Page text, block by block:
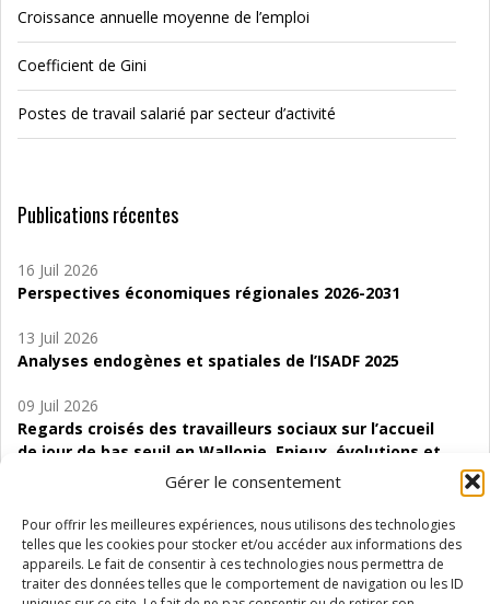
Gérer le consentement
Pour offrir les meilleures expériences, nous utilisons des technologies
telles que les cookies pour stocker et/ou accéder aux informations des
appareils. Le fait de consentir à ces technologies nous permettra de
traiter des données telles que le comportement de navigation ou les ID
Croissance annuelle moyenne de l’emploi
Coefficient de Gini
Postes de travail salarié par secteur d’activité
Publications récentes
16 Juil 2026
Perspectives économiques régionales 2026-2031
13 Juil 2026
Analyses endogènes et spatiales de l’ISADF 2025
09 Juil 2026
Regards croisés des travailleurs sociaux sur l’accueil
de jour de bas seuil en Wallonie. Enjeux, évolutions et
06 Juil 2026
Étude d’évaluabilité des Structures
d’accompagnement à l’autocréation d’emploi (SAACE)